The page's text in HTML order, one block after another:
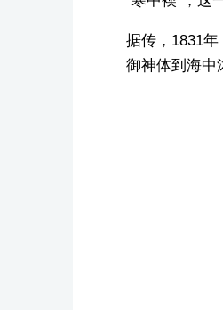
据传，1831
御神体到海中